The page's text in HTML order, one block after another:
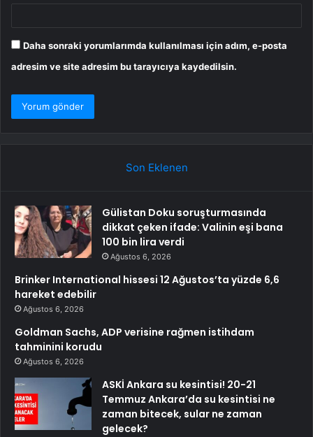
Daha sonraki yorumlarımda kullanılması için adım, e-posta
adresim ve site adresim bu tarayıcıya kaydedilsin.
Son Eklenen
Gülistan Doku soruşturmasında
dikkat çeken ifade: Valinin eşi bana
100 bin lira verdi
Ağustos 6, 2026
Brinker International hissesi 12 Ağustos’ta yüzde 6,6
hareket edebilir
Ağustos 6, 2026
Goldman Sachs, ADP verisine rağmen istihdam
tahminini korudu
Ağustos 6, 2026
ASKİ Ankara su kesintisi! 20-21
Temmuz Ankara’da su kesintisi ne
zaman bitecek, sular ne zaman
gelecek?